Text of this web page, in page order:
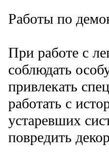
Работы по
При работе с
соблюдать
привлекать
работать с
устаревших
повредить